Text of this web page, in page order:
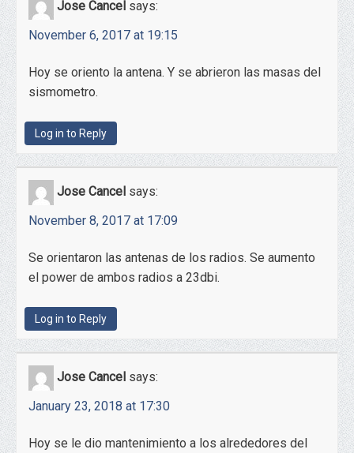
Jose Cancel says:
November 6, 2017 at 19:15
Hoy se oriento la antena. Y se abrieron las masas del
sismometro.
Log in to Reply
Jose Cancel says:
November 8, 2017 at 17:09
Se orientaron las antenas de los radios. Se aumento
el power de ambos radios a 23dbi.
Log in to Reply
Jose Cancel says:
January 23, 2018 at 17:30
Hoy se le dio mantenimiento a los alrededores del